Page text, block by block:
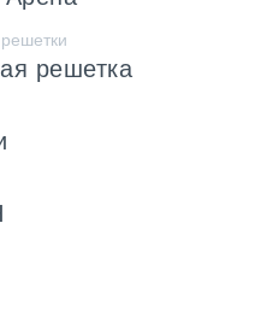
решетка